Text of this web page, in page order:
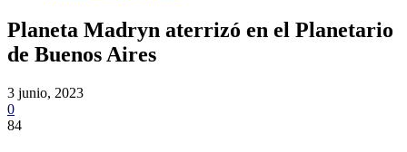
Planeta Madryn aterrizó en el Planetario
de Buenos Aires
3 junio, 2023
0
84